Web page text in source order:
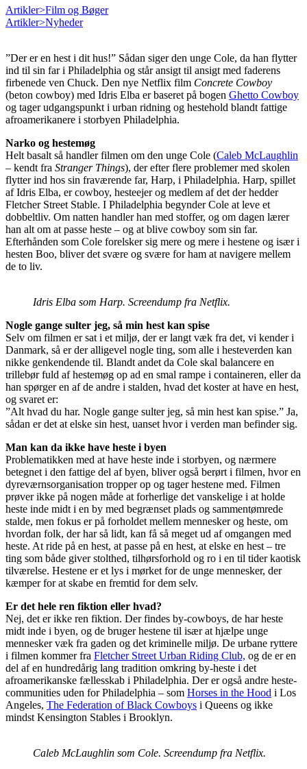
Artikler>Film og Bøger
Artikler>Nyheder
”Der er en hest i dit hus!” Sådan siger den unge Cole, da han flytter
ind til sin far i Philadelphia og står ansigt til ansigt med faderens
firbenede ven Chuck. Den nye Netflix film Concrete Cowboy
(beton cowboy) med Idris Elba er baseret på bogen Ghetto Cowboy
og tager udgangspunkt i urban ridning og hestehold blandt fattige
afroamerikanere i storbyen Philadelphia.
Narko og hestemøg
Helt basalt så handler filmen om den unge Cole (Caleb McLaughlin
– kendt fra Stranger Things), der efter flere problemer med skolen
flytter ind hos sin fraværende far, Harp, i Philadelphia. Harp, spillet
af Idris Elba, er cowboy, hesteejer og medlem af det der hedder
Fletcher Street Stable. I Philadelphia begynder Cole at leve et
dobbeltliv. Om natten handler han med stoffer, og om dagen lærer
han alt om at passe heste – og at blive cowboy som sin far.
Efterhånden som Cole forelsker sig mere og mere i hestene og især i
hesten Boo, bliver det svære og svære for ham at navigere mellem
de to liv.
Idris Elba som Harp. Screendump fra Netflix.
Nogle gange sulter jeg, så min hest kan spise
Selv om filmen er sat i et miljø, der er langt væk fra det, vi kender i
Danmark, så er der alligevel nogle ting, som alle i hesteverden kan
nikke genkendende til. Blandt andet da Cole skal balancere en
trillebør fuld af hestemøg op ad en smal rampe i containeren, eller da
han spørger en af de andre i stalden, hvad det koster at have en hest,
og svaret er:
”Alt hvad du har. Nogle gange sulter jeg, så min hest kan spise.” Ja,
sådan er det at elske sin hest, uanset hvor i verden man befinder sig.
Man kan da ikke have heste i byen
Problematikken med at have heste inde i storbyen, og nærmere
betegnet i den fattige del af byen, bliver også berørt i filmen, hvor en
dyreværnsorganisation tropper op og tager hestene med. Filmen
prøver ikke på nogen måde at forherlige det vanskelige i at holde
heste inde midt i en by med begrænset plads og sammentømrede
stalde, men fokus er på forholdet mellem mennesker og heste, om
hvordan folk, der har så lidt, kan få så meget ud af omgangen med
heste. At ride på en hest, at passe på en hest, at elske en hest – tre
ting som både giver stolthed, tilhørsforhold og ro i en til tider kaotisk
tilværelse. Hestene er et lys i mørket for de unge mennesker, der
kæmper for at skabe en fremtid for dem selv.
Er det hele ren fiktion eller hvad?
Nej, det er ikke ren fiktion. Der findes by-cowboys, de har heste
midt inde i byen, og de bruger hestene til især at hjælpe unge
mennesker væk fra gaden og det kriminelle miljø. De urbane ryttere
i filmen kommer fra Fletcher Street Urban Riding Club, og de er en
del af en hundredårig lang tradition omkring by-heste i det
afroamerikanske fællesskab i Philadelphia. Der er også andre heste-
communities uden for Philadelphia – som Horses in the Hood i Los
Angeles, The Federation of Black Cowboys i Queens og ikke
mindst Kensington Stables i Brooklyn.
Caleb McLaughlin som Cole. Screendump fra Netflix.